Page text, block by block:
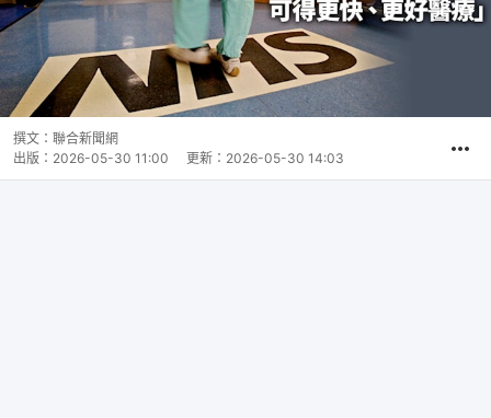
撰文： 聯合新聞網
出版： 2026-05-30 11:00 更新： 2026-05-30 14:03